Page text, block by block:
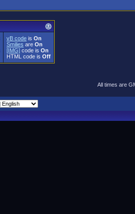
vB code is On
Smilies are On
[IMG] code is On
HTML code is Off
All times are